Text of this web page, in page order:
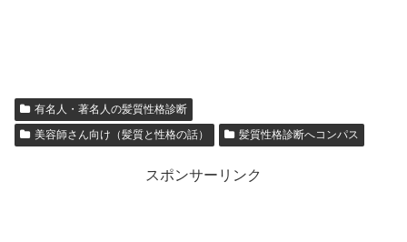
有名人・著名人の髪質性格診断
美容師さん向け（髪質と性格の話）
髪質性格診断へコンパス
スポンサーリンク